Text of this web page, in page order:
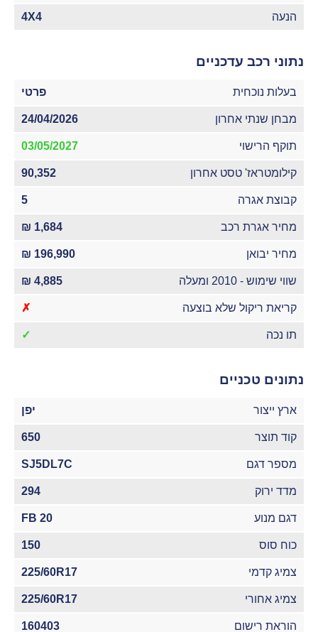
הנעה 4X4
נתוני רכב עדכניים
בעלות נוכחית פרטי
מבחן שנתי אחרון 24/04/2026
תוקף הרישוי 03/05/2027
קילומטראז' טסט אחרון 90,352
קבוצת אגרה 5
מחיר אגרת רכב 1,684 ₪
מחיר יבואן 196,990 ₪
שווי שימוש - 2010 ומעלה 4,885 ₪
קריאת ריקול שלא בוצעה ✗
תו נכה ✓
נתונים טכניים
ארץ ייצור יפן
קוד תוצר 650
מספר דגם SJ5DL7C
מדד ירוק 294
דגם מנוע FB 20
כוח סוס 150
צמיג קדמי 225/60R17
צמיג אחורי 225/60R17
הוראת רישום 160403